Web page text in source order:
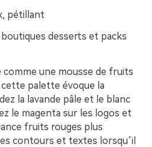
pétillant
boutiques desserts et packs
une mousse de fruits
palette évoque la
la lavande pâle et le blanc
le magenta sur les logos et
fruits rouges plus
contours et textes lorsqu’il